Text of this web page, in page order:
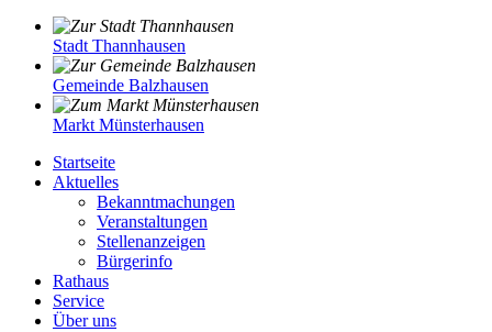
Stadt Thannhausen
Gemeinde Balzhausen
Markt Münsterhausen
Startseite
Aktuelles
Bekanntmachungen
Veranstaltungen
Stellenanzeigen
Bürgerinfo
Rathaus
Service
Über uns